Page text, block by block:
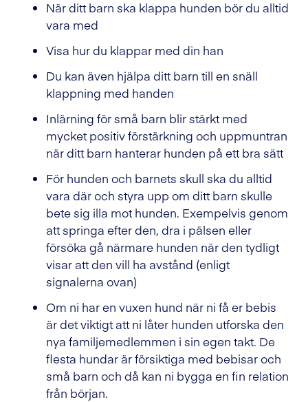
När ditt barn ska klappa hunden bör du alltid
vara med
Visa hur du klappar med din han
Du kan även hjälpa ditt barn till en snäll
klappning med handen
Inlärning för små barn blir stärkt med
mycket positiv förstärkning och uppmuntran
när ditt barn hanterar hunden på ett bra sätt
För hunden och barnets skull ska du alltid
vara där och styra upp om ditt barn skulle
bete sig illa mot hunden. Exempelvis genom
att springa efter den, dra i pälsen eller
försöka gå närmare hunden när den tydligt
visar att den vill ha avstånd (enligt
signalerna ovan)
Om ni har en vuxen hund när ni få er bebis
är det viktigt att ni låter hunden utforska den
nya familjemedlemmen i sin egen takt. De
flesta hundar är försiktiga med bebisar och
små barn och då kan ni bygga en fin relation
från början.